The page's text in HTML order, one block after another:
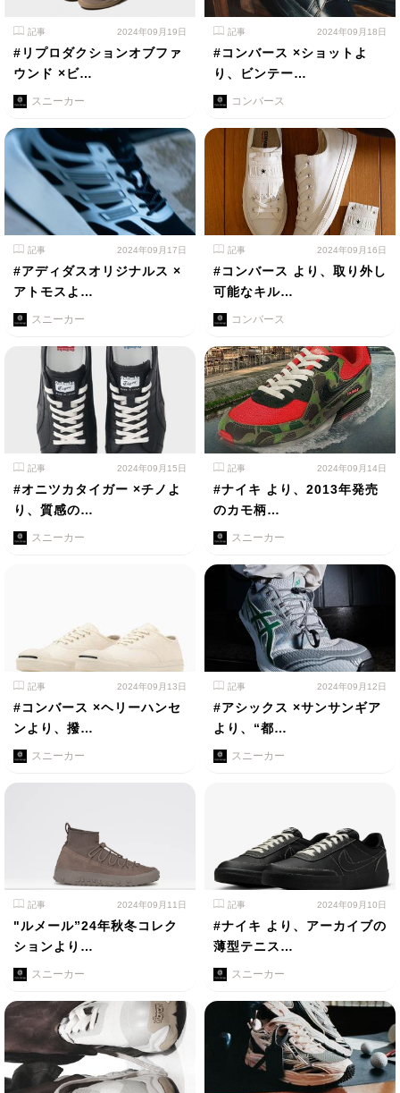
記事 2024年09月19日
#リプロダクションオブファ
ウンド ×ビ…
スニーカー
記事 2024年09月18日
#コンバース ×ショットよ
り、ビンテー…
コンバース
記事 2024年09月17日
#アディダスオリジナルス ×
アトモスよ…
スニーカー
記事 2024年09月16日
#コンバース より、取り外し
可能なキル…
コンバース
記事 2024年09月15日
#オニツカタイガー ×チノよ
り、質感の…
スニーカー
記事 2024年09月14日
#ナイキ より、2013年発売
のカモ柄…
スニーカー
記事 2024年09月13日
#コンバース ×ヘリーハンセ
ンより、撥…
スニーカー
記事 2024年09月12日
#アシックス ×サンサンギア
より、“都…
スニーカー
記事 2024年09月11日
"ルメール”24年秋冬コレク
ションより…
スニーカー
記事 2024年09月10日
#ナイキ より、アーカイブの
薄型テニス…
スニーカー